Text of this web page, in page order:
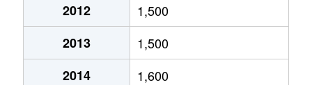
2012
1,500
2013
1,500
2014
1,600